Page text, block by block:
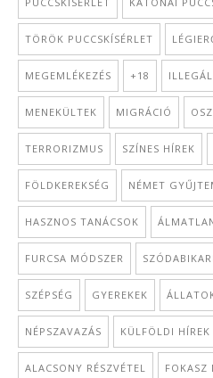
TÖRÖK PUCCSKÍSÉRLET
MEGEMLÉKEZÉS +18
MENEKÜLTEK MIGRÁCIÓ
TERRORIZMUS SZÍNES HÍREK
FÖLDKEREKSÉG NÉMET
HASZNOS TANÁCSOK
FURCSA MÓDSZER
SZÉPSÉG GYEREKEK
NÉPSZAVAZÁS KÜLFÖLDI HÍREK
ALACSONY RÉSZVÉTEL FOKASZ